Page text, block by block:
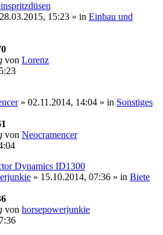
28.03.2015, 15:23 » in Einbau und
von Lorenz
» 02.11.2014, 14:04 » in Sonstiges
von Neocramencer
Dynamics ID1300
» 15.10.2014, 07:36 » in Biete
von horsepowerjunkie